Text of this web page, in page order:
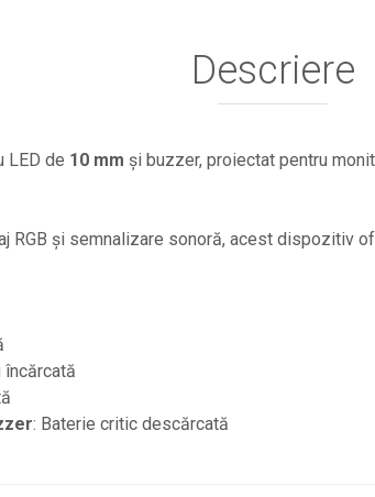
Descriere
LED de 10 mm și buzzer, proiectat pentru
RGB și semnalizare sonoră, acest dispozitiv
încărcată
: Baterie critic descărcată